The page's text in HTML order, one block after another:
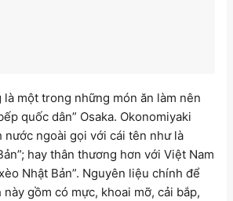
là một trong những món ăn làm nên
quốc dân” Osaka. Okonomiyaki
nước ngoài gọi với cái tên như là
hay thân thương hơn với Việt Nam
Nhật Bản”. Nguyên liệu chính để
gồm có mực, khoai mỡ, cải bắp,